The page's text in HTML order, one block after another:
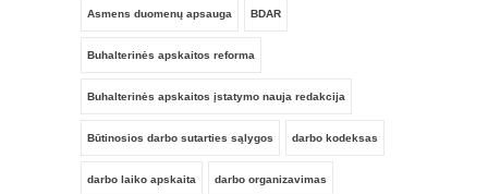
2026 m. liepos 1 d.: metodikos
vertinimas
Asmens duomenų apsauga BDAR
Buhalterinės apskaitos reforma
Buhalterinės apskaitos įstatymo nauja redakcija
Būtinosios darbo sutarties sąlygos darbo kodeksas
darbo laiko apskaita darbo organizavimas